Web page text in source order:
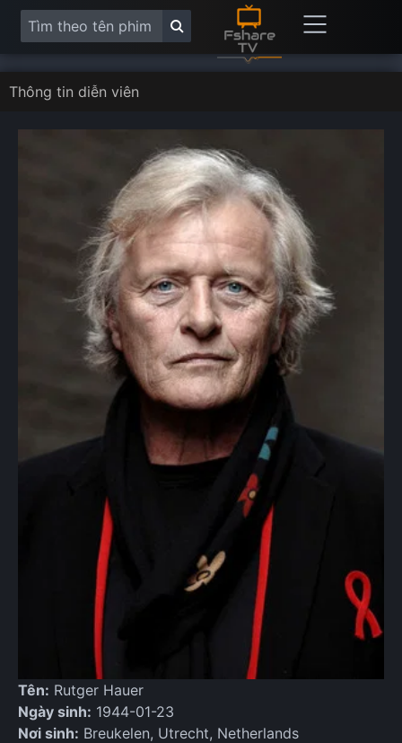
Thông tin diễn viên
Tên: Rutger Hauer
Ngày sinh: 1944-01-23
Nơi sinh: Breukelen, Utrecht, Netherlands